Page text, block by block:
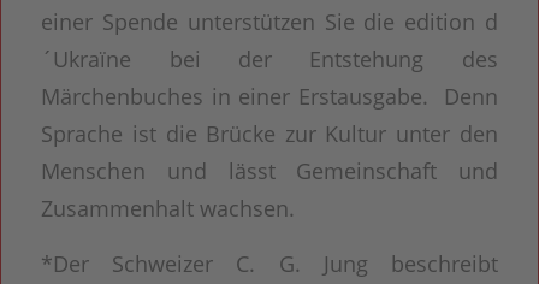
einer Spende unterstützen Sie die edition d
´Ukraïne bei der Entstehung des
Märchenbuches in einer Erstausgabe. Denn
Sprache ist die Brücke zur Kultur unter den
Menschen und lässt Gemeinschaft und
Zusammenhalt wachsen.
*Der Schweizer C. G. Jung beschreibt